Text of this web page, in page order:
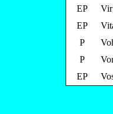
EP
EP
P
P
EP